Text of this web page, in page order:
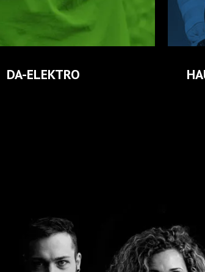
GUSTAVHAUS